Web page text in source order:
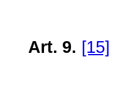
Art. 9. [15]